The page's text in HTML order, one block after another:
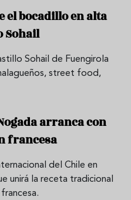
el bocadillo en alta
Sohail
Sohail de Fuengirola
street food,
arranca con
francesa
del Chile en
unirá la receta tradicional